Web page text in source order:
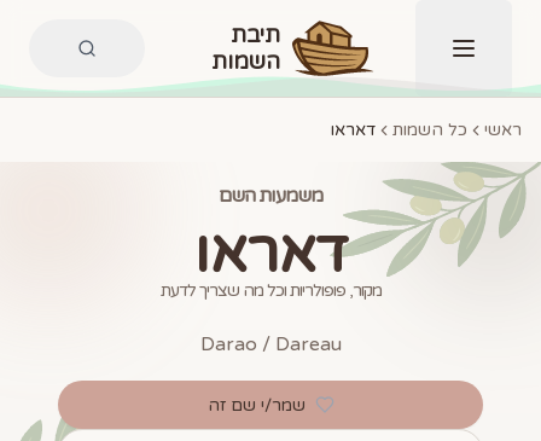
תפריט
תיבת
השמות
ראשי כל השמות דאראו
משמעות השם
דאראו
מקור, פופולריות וכל מה שצריך לדעת
Darao / Dareau
שמר/י שם זה